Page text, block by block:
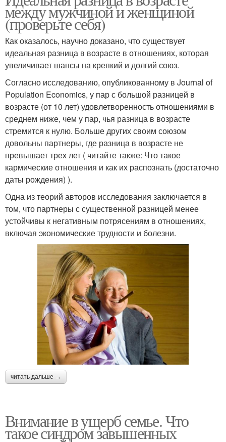
между мужчиной и женщиной
(проверьте себя)
Как оказалось, научно доказано, что существует
идеальная разница в возрасте в отношениях, которая
увеличивает шансы на крепкий и долгий союз.
Согласно исследованию, опубликованному в Journal of
Population Economics, у пар с большой разницей в
возрасте (от 10 лет) удовлетворенность отношениями в
среднем ниже, чем у пар, чья разница в возрасте
стремится к нулю. Больше других своим союзом
довольны партнеры, где разница в возрасте не
превышает трех лет ( читайте также: Что такое
кармические отношения и как их распознать (достаточно
даты рождения) ).
Одна из теорий авторов исследования заключается в
том, что партнеры с существенной разницей менее
устойчивы к негативным потрясениям в отношениях,
включая экономические трудности и болезни.
читать дальше →
Внимание в ущерб семье. Что
такое синдром завышенных